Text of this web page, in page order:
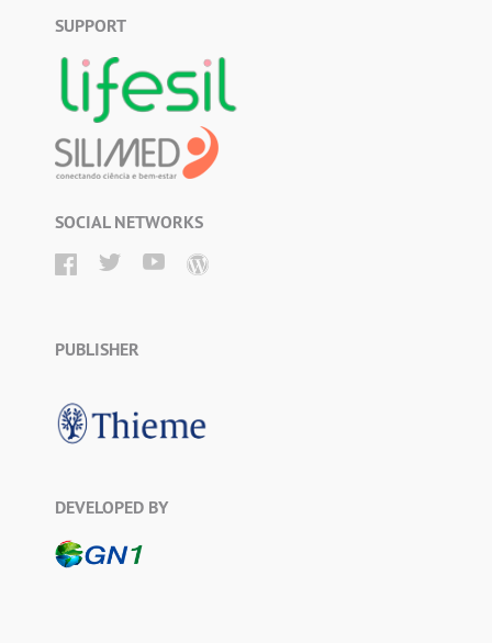
SUPPORT
SOCIAL NETWORKS
PUBLISHER
DEVELOPED BY